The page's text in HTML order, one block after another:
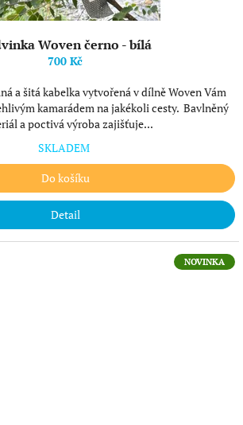
Woven černo - bílá
700 Kč
a šitá kabelka vytvořená v dílně Woven Vám
kamarádem na jakékoli cesty. Bavlněný
a poctivá výroba zajišťuje...
SKLADEM
Do košíku
Detail
NOVINKA